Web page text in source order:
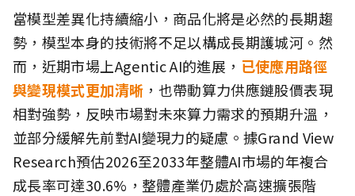
當模型差異化持續縮小，商品化將是必然的長期趨
勢，模型本身的技術將不足以構成長期護城河。然
而，近期市場上Agentic AI的進展， 已使應用路徑
與變現模式更加清晰 ，也帶動算力供應鏈股價表現
相對強勢，反映市場對未來算力需求的預期升溫，
並部分緩解先前對AI變現力的疑慮。據Grand View
Research預估2026至2033年整體AI市場的年複合
成長率可達30.6%，整體產業仍處於高速擴張階